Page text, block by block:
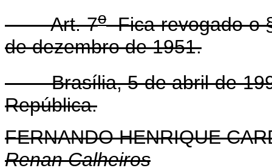
Art. 7oFica revogado o
de dezembro de 1951.
Brasília, 5 de abril de
República.
FERNANDO HENRIQUE
Renan Calheiros